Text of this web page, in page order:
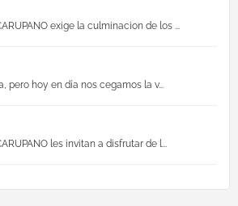
exige la culminacion de los ...
pero hoy en día nos cegamos la v...
les invitan a disfrutar de l...